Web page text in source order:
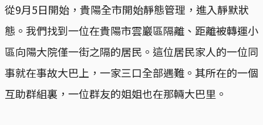
從9月5日開始，貴陽全市開始靜態管理，進入靜默狀
態。我們找到一位在貴陽市雲巖區隔離、距離被轉運小
區向陽大院僅一街之隔的居民。這位居民家人的一位同
事就在事故大巴上，一家三口全部遇難。其所在的一個
互助群組裏，一位群友的姐姐也在那輛大巴里。